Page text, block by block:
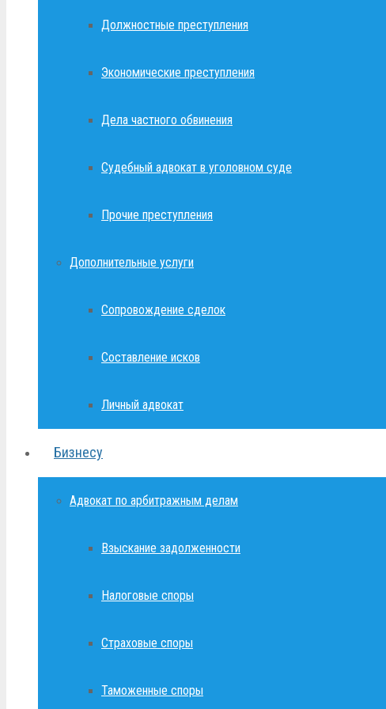
Должностные преступления
Экономические преступления
Дела частного обвинения
Судебный адвокат в уголовном суде
Прочие преступления
Дополнительные услуги
Сопровождение сделок
Составление исков
Личный адвокат
Бизнесу
Адвокат по арбитражным делам
Взыскание задолженности
Налоговые споры
Страховые споры
Таможенные споры